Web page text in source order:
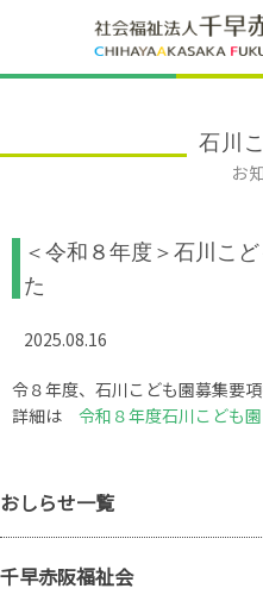
石川
お
＜令和８年度＞石川こ
た
2025.08.16
令８年度、石川こども園募集要項
詳細は 令和８年度石川こども
おしらせ一覧
千早赤阪福祉会